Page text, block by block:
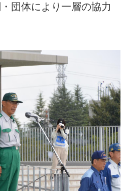
団体により一層の協力